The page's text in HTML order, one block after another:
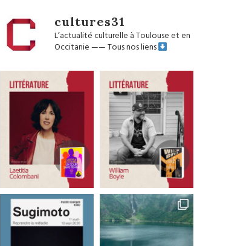
cultures31
L’actualité culturelle à Toulouse et en
Occitanie——Tous nos liens